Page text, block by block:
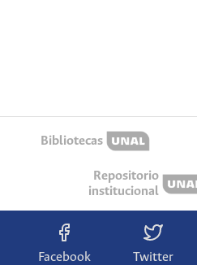
Bibliotecas
Repositorio
institucional
Facebook Twitter